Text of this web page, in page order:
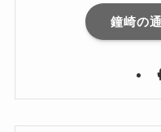
鐘崎の